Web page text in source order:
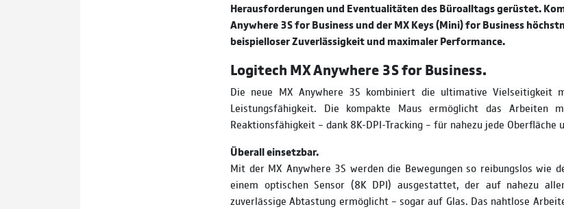
Herausforderungen und Eventualitäten des Büroalltags gerüstet.
Anywhere 3S for Business und der MX Keys (Mini) for Business
beispielloser Zuverlässigkeit und maximaler Performance.
Logitech MX Anywhere 3S for Business.
Die neue MX Anywhere 3S kombiniert die ultimative Vielseitigkeit
Leistungsfähigkeit. Die kompakte Maus ermöglicht das Arbeiten
Reaktionsfähigkeit – dank 8K-DPI-Tracking – für nahezu jede Oberfläche
Überall einsetzbar.
Mit der MX Anywhere 3S werden die Bewegungen so reibungslos wie
einem optischen Sensor (8K DPI) ausgestattet, der auf nahezu
zuverlässige Abtastung ermöglicht – sogar auf Glas. Das nahtlose